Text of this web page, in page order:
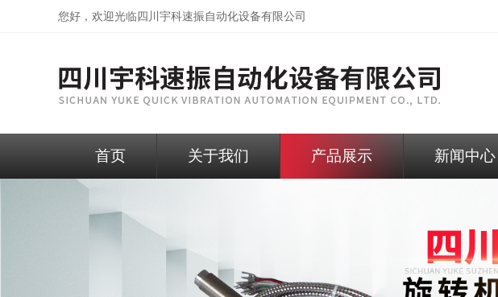
您好，欢迎光临 四川宇科速振自动化设备有限公司
首页 关于我们 产品展示 新闻中心